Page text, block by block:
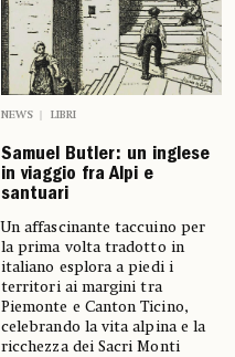
NEWS LIBRI
Samuel Butler: un inglese
in viaggio fra Alpi e
santuari
Un affascinante taccuino per
la prima volta tradotto in
italiano esplora a piedi i
territori ai margini tra
Piemonte e Canton Ticino,
celebrando la vita alpina e la
ricchezza dei Sacri Monti